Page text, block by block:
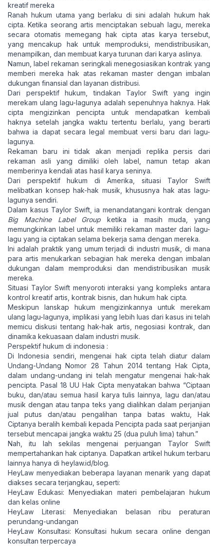
kreatif mereka
Ranah hukum utama yang berlaku di sini adalah hukum hak
cipta. Ketika seorang artis menciptakan sebuah lagu, mereka
secara otomatis memegang hak cipta atas karya tersebut,
yang mencakup hak untuk memproduksi, mendistribusikan,
menampilkan, dan membuat karya turunan dari karya aslinya.
Namun, label rekaman seringkali menegosiasikan kontrak yang
memberi mereka hak atas rekaman master dengan imbalan
dukungan finansial dan layanan distribusi.
Dari perspektif hukum, tindakan Taylor Swift yang ingin
merekam ulang lagu-lagunya adalah sepenuhnya haknya. Hak
cipta mengizinkan pencipta untuk mendapatkan kembali
haknya setelah jangka waktu tertentu berlalu, yang berarti
bahwa ia dapat secara legal membuat versi baru dari lagu-
lagunya.
Rekaman baru ini tidak akan menjadi replika persis dari
rekaman asli yang dimiliki oleh label, namun tetap akan
memberinya kendali atas hasil karya seninya.
Dari perspektif hukum di Amerika, situasi Taylor Swift
melibatkan konsep hak-hak musik, khususnya hak atas lagu-
lagunya sendiri.
Dalam kasus Taylor Swift, ia menandatangani kontrak dengan
Big Machine Label Group ketika ia masih muda, yang
memungkinkan label untuk memiliki rekaman master dari lagu-
lagu yang ia ciptakan selama bekerja sama dengan mereka.
Ini adalah praktik yang umum terjadi di industri musik, di mana
para artis menukarkan sebagian hak mereka dengan imbalan
dukungan dalam memproduksi dan mendistribusikan musik
mereka.
Situasi Taylor Swift menyoroti interaksi yang kompleks antara
kontrol kreatif artis, kontrak bisnis, dan hukum hak cipta.
Meskipun lanskap hukum mengizinkannya untuk merekam
ulang lagu-lagunya, implikasi yang lebih luas dari kasus ini telah
memicu diskusi tentang hak-hak artis, negosiasi kontrak, dan
dinamika kekuasaan dalam industri musik.
Perspektif hukum di indonesia :
Di Indonesia sendiri, mengenai hak cipta telah diatur dalam
Undang-Undang Nomor 28 Tahun 2014 tentang Hak Cipta
dalam undang-undang ini telah mengatur mengenai hak-hak
pencipta. Pasal 18 UU Hak Cipta menyatakan bahwa “Ciptaan
buku, dan/atau semua hasil karya tulis lainnya, lagu dan/atau
musik dengan atau tanpa teks yang dialihkan dalam perjanjian
jual putus dan/atau pengalihan tanpa batas waktu, Hak
Ciptanya beralih kembali kepada Pencipta pada saat perjanjian
tersebut mencapai jangka waktu 25 (dua puluh lima) tahun.”
Nah, itu lah sekilas mengenai perjuangan Taylor Swift
mempertahankan hak ciptanya. Dapatkan artikel hukum terbaru
lainnya hanya di heylaw.id/blog.
HeyLaw menyediakan beberapa layanan menarik yang dapat
diakses secara terjangkau, seperti:
HeyLaw Edukasi: Menyediakan materi pembelajaran hukum
dan kelas online
HeyLaw Literasi: Menyediakan belasan ribu peraturan
perundang-undangan
HeyLaw Konsultasi: Konsultasi hukum secara online dengan
konsultan terpercaya